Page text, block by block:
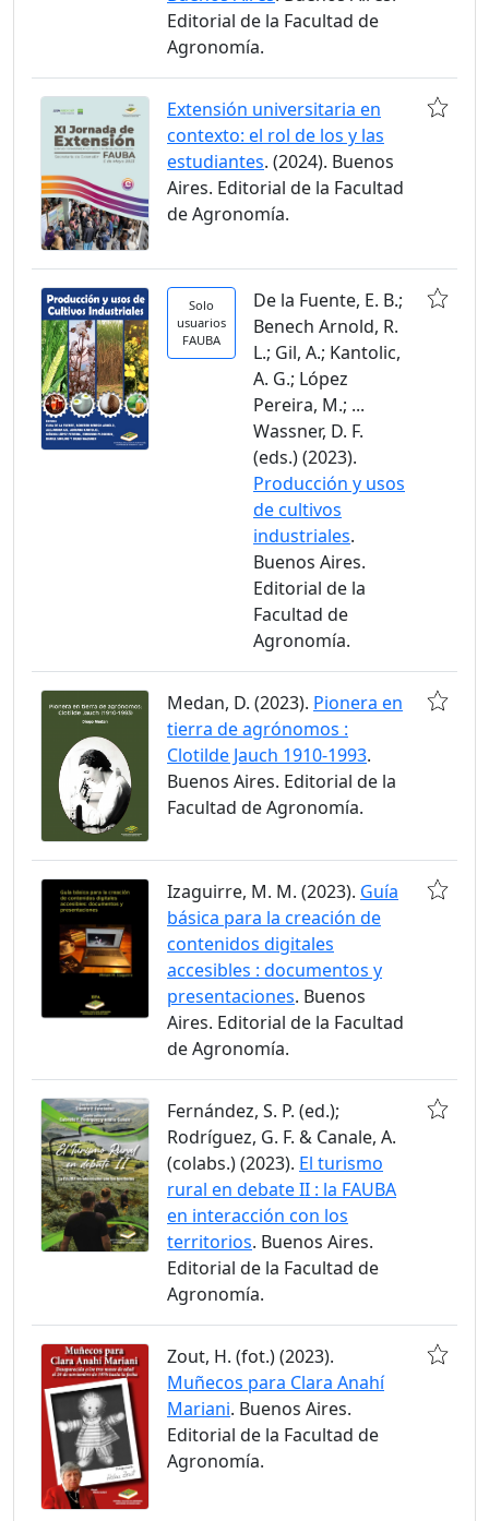
Editorial de la Facultad de
Agronomía.
Extensión universitaria en
contexto: el rol de los y las
estudiantes. (2024). Buenos
Aires. Editorial de la Facultad
de Agronomía.
Solo
usuarios
FAUBA
De la Fuente, E. B.;
Benech Arnold, R.
L.; Gil, A.; Kantolic,
A. G.; López
Pereira, M.; ...
Wassner, D. F.
(eds.) (2023).
Producción y usos
de cultivos
industriales.
Buenos Aires.
Editorial de la
Facultad de
Agronomía.
Medan, D. (2023). Pionera en
tierra de agrónomos :
Clotilde Jauch 1910-1993.
Buenos Aires. Editorial de la
Facultad de Agronomía.
Izaguirre, M. M. (2023). Guía
básica para la creación de
contenidos digitales
accesibles : documentos y
presentaciones. Buenos
Aires. Editorial de la Facultad
de Agronomía.
Fernández, S. P. (ed.);
Rodríguez, G. F. & Canale, A.
(colabs.) (2023). El turismo
rural en debate II : la FAUBA
en interacción con los
territorios. Buenos Aires.
Editorial de la Facultad de
Agronomía.
Zout, H. (fot.) (2023).
Muñecos para Clara Anahí
Mariani. Buenos Aires.
Editorial de la Facultad de
Agronomía.